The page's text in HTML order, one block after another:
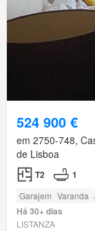
524 900 €
em 2750-748,
de Lisboa
T2 1
Garajem Varanda
Há 30+ dias
LISTANZA